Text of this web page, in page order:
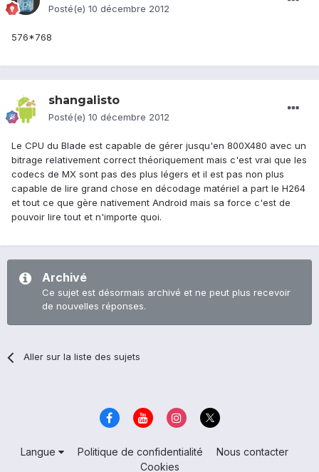
Posté(e) 10 décembre 2012
576*768
shangalisto
Posté(e) 10 décembre 2012
Le CPU du Blade est capable de gérer jusqu'en 800X480 avec un
bitrage relativement correct théoriquement mais c'est vrai que les
codecs de MX sont pas des plus légers et il est pas non plus
capable de lire grand chose en décodage matériel a part le H264
et tout ce que gère nativement Android mais sa force c'est de
pouvoir lire tout et n'importe quoi.
Archivé
Ce sujet est désormais archivé et ne peut plus recevoir
de nouvelles réponses.
Aller sur la liste des sujets
Langue Politique de confidentialité
Nous contacter
Cookies